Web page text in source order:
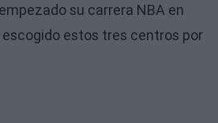
su carrera NBA en
escogido estos tres centros por